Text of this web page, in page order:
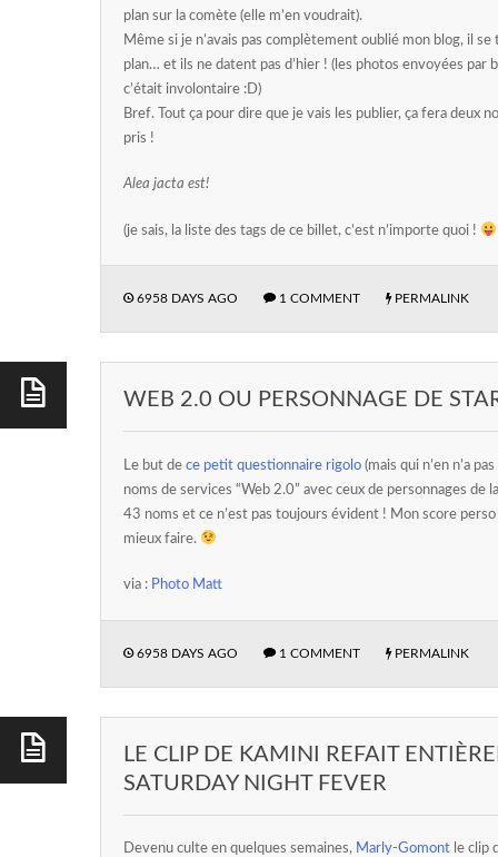
plan sur la comète (elle m’en voudrait).
Même si je n’avais pas complètement oublié mon blog, il
plan… et ils ne datent pas d’hier ! (les photos envoyées par
c’était involontaire :D)
Bref. Tout ça pour dire que je vais les publier, ça fera deux
pris !
Alea jacta est!
(je sais, la liste des tags de ce billet, c’est n’importe quoi !
6958 DAYS AGO 1 COMMENT PERMALINK
WEB 2.0 OU PERSONNAGE DE
Le but de ce petit questionnaire rigolo (mais qui n’en n’a
noms de services “Web 2.0” avec ceux de personnages de
43 noms et ce n’est pas toujours évident ! Mon score
mieux faire.
via : Photo Matt
6958 DAYS AGO 1 COMMENT PERMALINK
LE CLIP DE KAMINI REFAIT
SATURDAY NIGHT FEVER
Devenu culte en quelques semaines, Marly-Gomont le clip